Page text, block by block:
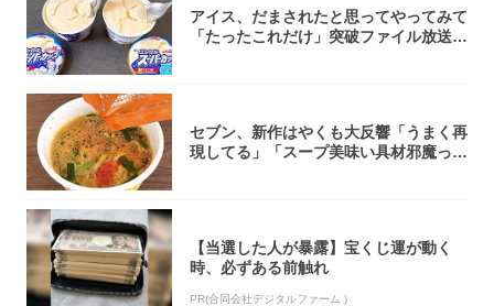
アイス、だまされたと思ってやってみて
「たったこれだけ」突破ファイル放送で
セブン、新作はやくも大反響「うまく再
現してる」「スープ美味い具材邪魔って
【当選した人が暴露】宝くじ運が動く
時、必ずある前触れ
PR(合同会社デジタルファーム )